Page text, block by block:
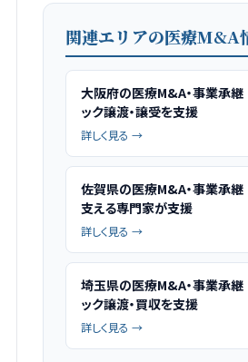
関連エリアの医療M&A
大阪府の医療M&A・事業承継
ック譲渡・譲受を支援
詳しく見る →
佐賀県の医療M&A・事業承
支える専門家が支援
詳しく見る →
埼玉県の医療M&A・事業承継
ック譲渡・買収を支援
詳しく見る →